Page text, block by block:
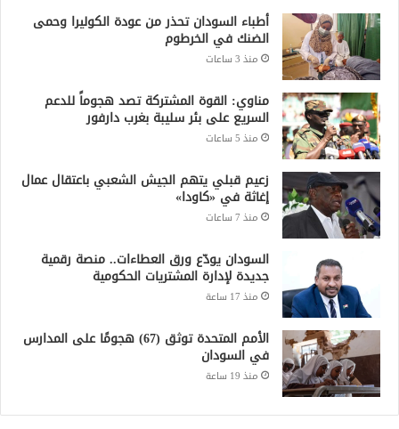
أطباء السودان تحذر من عودة الكوليرا وحمى
الضنك في الخرطوم
منذ 3 ساعات
مناوي: القوة المشتركة تصد هجوماً للدعم
السريع على بئر سليبة بغرب دارفور
منذ 5 ساعات
زعيم قبلي يتهم الجيش الشعبي باعتقال عمال
إغاثة في «كاودا»
منذ 7 ساعات
السودان يودّع ورق العطاءات.. منصة رقمية
جديدة لإدارة المشتريات الحكومية
منذ 17 ساعة
الأمم المتحدة توثق (67) هجومًا على المدارس
في السودان
منذ 19 ساعة